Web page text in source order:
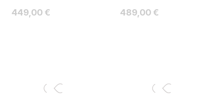
Hinta
449,00 € Hinta
489,00 €